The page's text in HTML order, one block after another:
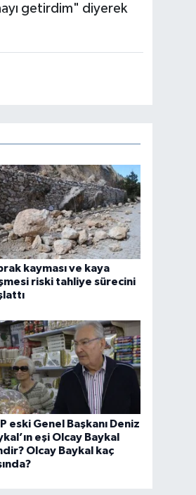
getirdim" diyerek
kayması ve kaya
riski tahliye sürecini
eski Genel Başkanı Deniz
eşi Olcay Baykal
Olcay Baykal kaç